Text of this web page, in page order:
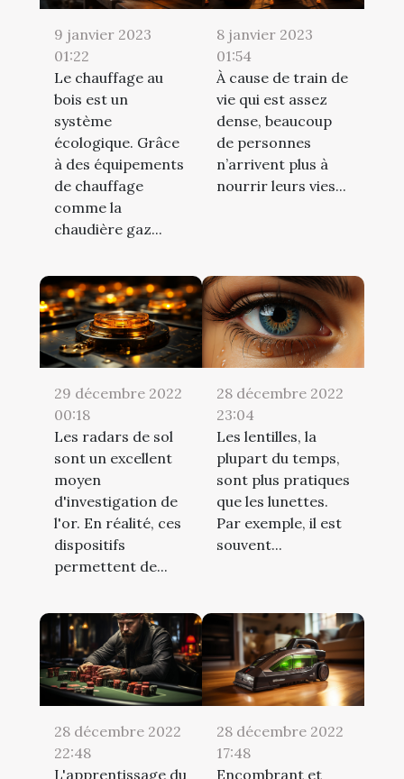
9 janvier 2023
01:22
Le chauffage au
bois est un
système
écologique. Grâce
à des équipements
de chauffage
comme la
chaudière gaz...
8 janvier 2023
01:54
À cause de train de
vie qui est assez
dense, beaucoup
de personnes
n’arrivent plus à
nourrir leurs vies...
29 décembre 2022
00:18
Les radars de sol
sont un excellent
moyen
d'investigation de
l'or. En réalité, ces
dispositifs
permettent de...
28 décembre 2022
23:04
Les lentilles, la
plupart du temps,
sont plus pratiques
que les lunettes.
Par exemple, il est
souvent...
28 décembre 2022
22:48
L'apprentissage du
28 décembre 2022
17:48
Encombrant et